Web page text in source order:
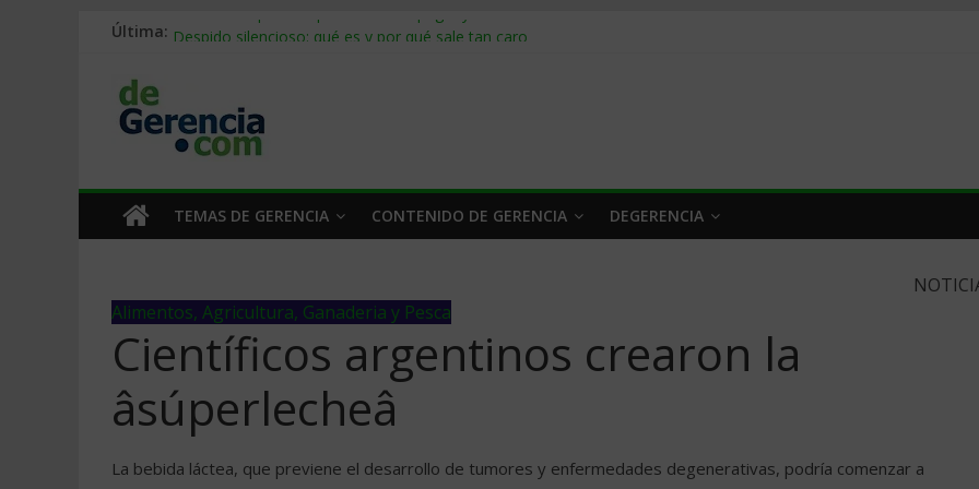
Última: Stablecoins para empresas: cómo pagar y cobrar en 2026
Trabajo forzoso en la cadena de suministro: qué hacer
Mercado hispano de EE. UU.: cómo segmentarlo y venderle
TEMAS DE GERENCIA CONTENIDO DE GERENCIA DEGERENCIA
Alimentos, Agricultura, Ganaderia y Pesca
Científicos argentinos crearon la
âsúperlecheâ
La bebida láctea, que previene el desarrollo de tumores y enfermedades degenerativas, podría comenzar a